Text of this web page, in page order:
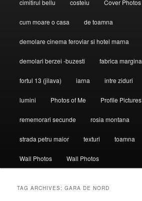
cimitirul bellu costeiu Cover Photos
cum moare o casa de toamna
demolare cinema feroviar si hotel marna
demolari berzei -buzesti fabrica margina
fortul 13 (jilava) iarna intre ziduri
lumini Photos of Me Profile Pictures
rememorari secunde rosia montana
strada petru maior texturi toamna
Wall Photos Wall Photos
TAG ARCHIVES:GARA DE NORD